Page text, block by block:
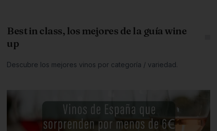
Best in class, los mejores de la guía wine
up
Descubre los mejores vinos por categoría / variedad.